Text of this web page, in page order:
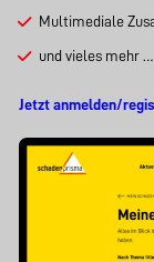
Multimediale
und vieles mehr …
Jetzt anmelden/